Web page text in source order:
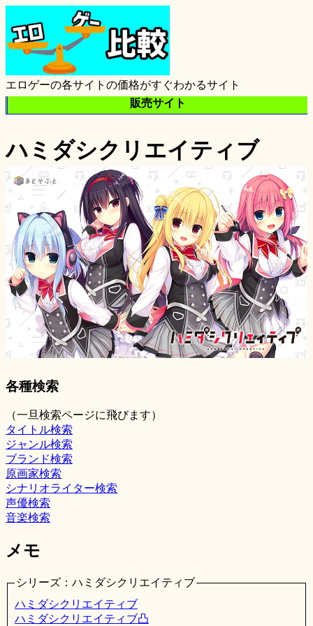
エロゲーの各サイトの価格がすぐわかるサイト
販売サイト
ハミダシクリエイティブ
各種検索
（一旦検索ページに飛びます）
タイトル検索
ジャンル検索
ブランド検索
原画家検索
シナリオライター検索
声優検索
音楽検索
メモ
シリーズ：ハミダシクリエイティブ
ハミダシクリエイティブ
ハミダシクリエイティブ凸